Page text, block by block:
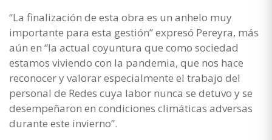
“La finalización de esta obra es un anhelo muy
importante para esta gestión” expresó Pereyra, más
aún en “la actual coyuntura que como sociedad
estamos viviendo con la pandemia, que nos hace
reconocer y valorar especialmente el trabajo del
personal de Redes cuya labor nunca se detuvo y se
desempeñaron en condiciones climáticas adversas
durante este invierno”.